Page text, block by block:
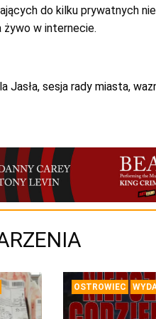
do kilku prywatnych
żywo w internecie.
Jasła, sesja rady miasta,
OSTROWIEC